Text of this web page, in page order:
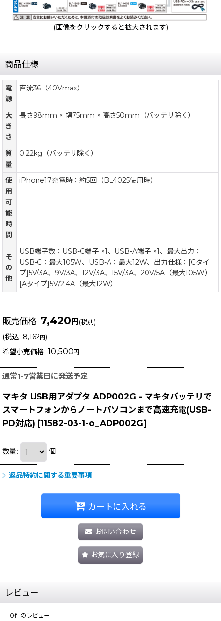
(画像をクリックすると拡大されます)
商品仕様
電
源
直流36（40Vmax）
大
き
さ
長さ98mm × 幅75mm × 高さ50mm（バッテリ除く）
質
量
0.22kg（バッテリ除く）
使
用
可
能
時
間
iPhone17充電時：約5回（BL4025使用時）
そ
の
他
USB端子数：USB-C端子 ×1、USB-A端子 ×1、最大出力：
USB-C：最大105W、USB-A：最大12W、出力仕様：[Cタイ
プ]5V/3A、9V/3A、12V/3A、15V/3A、20V/5A（最大105W）
[Aタイプ]5V/2.4A（最大12W）
販売価格: 7,420 円 (税別)
(税込: 8,162円)
希望小売価格: 10,500 円
通常1-7営業日に発送予定
マキタ USB用アダプタ ADP002G - マキタバッテリで
スマートフォンからノートパソコンまで高速充電(USB-
PD対応) [11582-03-1-o_ADP002G]
数量: 個
返品特約に関する重要事項
カートに入れる
お問い合わせ
お気に入り登録
レビュー
0件のレビュー